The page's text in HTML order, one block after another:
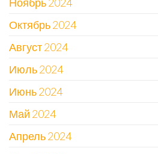
Октябрь 2024
Август 2024
Июль 2024
Июнь 2024
Май 2024
Апрель 2024